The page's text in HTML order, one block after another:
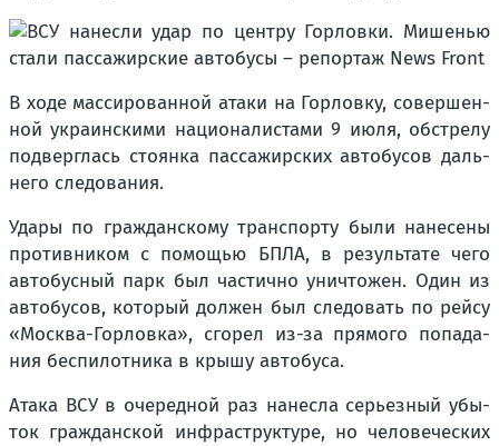
В ходе мас­си­ро­ван­ной ата­ки на Гор­лов­ку, совер­шен­
ной укра­ин­ски­ми наци­о­на­ли­ста­ми 9 июля, обстре­лу
под­верг­лась сто­ян­ка пас­са­жир­ских авто­бу­сов даль­
не­го сле­до­ва­ния.
Уда­ры по граж­дан­ско­му транс­пор­ту были нане­се­ны
про­тив­ни­ком с помо­щью БПЛА, в резуль­та­те чего
авто­бус­ный парк был частич­но уни­что­жен. Один из
авто­бу­сов, кото­рый дол­жен был сле­до­вать по рей­су
«Москва-Гор­лов­ка», сго­рел из-за пря­мо­го попа­да­
ния бес­пи­лот­ни­ка в кры­шу авто­бу­са.
Ата­ка ВСУ в оче­ред­ной раз нанес­ла серьез­ный убы­
ток граж­дан­ской инфра­струк­ту­ре, но чело­ве­че­ских